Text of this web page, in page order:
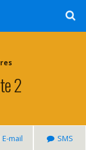
2
E-mail SMS